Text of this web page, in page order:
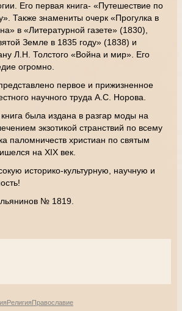
Его первая книга- «Путешествие по
Также знамениты очерк «Прогулка в
в «Литературной газете» (1830),
Земле в 1835 году» (1838) и
Л.Н. Толстого «Война и мир». Его
огромно.
первое и прижизненное
научного труда А.С. Норова.
была издана в разгар моды на
экзотикой странствий по всему
паломничеств христиан по святым
на XIX век.
историко-культурную, научную и
№ 1819.
РелигияПравославие